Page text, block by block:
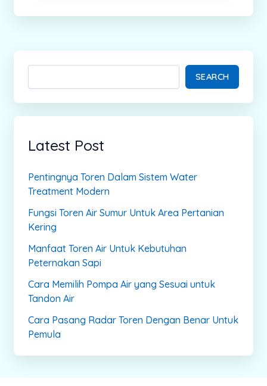
SEARCH
Latest Post
Pentingnya Toren Dalam Sistem Water
Treatment Modern
Fungsi Toren Air Sumur Untuk Area Pertanian
Kering
Manfaat Toren Air Untuk Kebutuhan
Peternakan Sapi
Cara Memilih Pompa Air yang Sesuai untuk
Tandon Air
Cara Pasang Radar Toren Dengan Benar Untuk
Pemula